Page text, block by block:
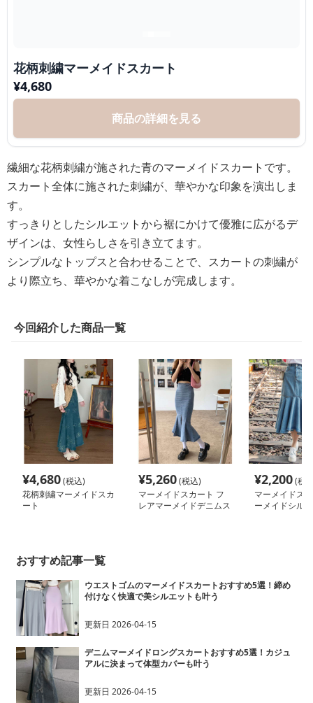
花柄刺繍マーメイドスカート
¥4,680
商品の詳細を見る
繊細な花柄刺繍が施された青のマーメイドスカートです。
スカート全体に施された刺繍が、華やかな印象を演出しま
す。
すっきりとしたシルエットから裾にかけて優雅に広がるデ
ザインは、女性らしさを引き立てます。
シンプルなトップスと合わせることで、スカートの刺繍が
より際立ち、華やかな着こなしが完成します。
今回紹介した商品一覧
¥4,680(税込)
花柄刺繍マーメイドスカ
ート
¥5,260(税込)
マーメイドスカート フ
レアマーメイドデニムス
¥2,200(税
マーメイドス
ーメイドシル
おすすめ記事一覧
ウエストゴムのマーメイドスカートおすすめ5選！締め
付けなく快適で美シルエットも叶う
更新日 2026-04-15
デニムマーメイドロングスカートおすすめ5選！カジュ
アルに決まって体型カバーも叶う
更新日 2026-04-15